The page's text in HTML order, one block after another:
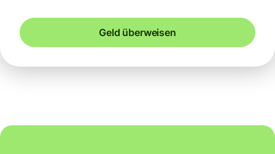
Geld überweisen